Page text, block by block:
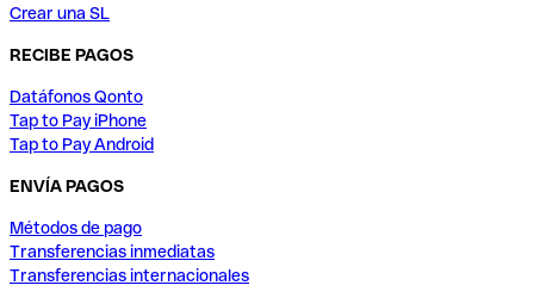
Crear una SL
RECIBE PAGOS
Datáfonos Qonto
Tap to Pay iPhone
Tap to Pay Android
ENVÍA PAGOS
Métodos de pago
Transferencias inmediatas
Transferencias internacionales